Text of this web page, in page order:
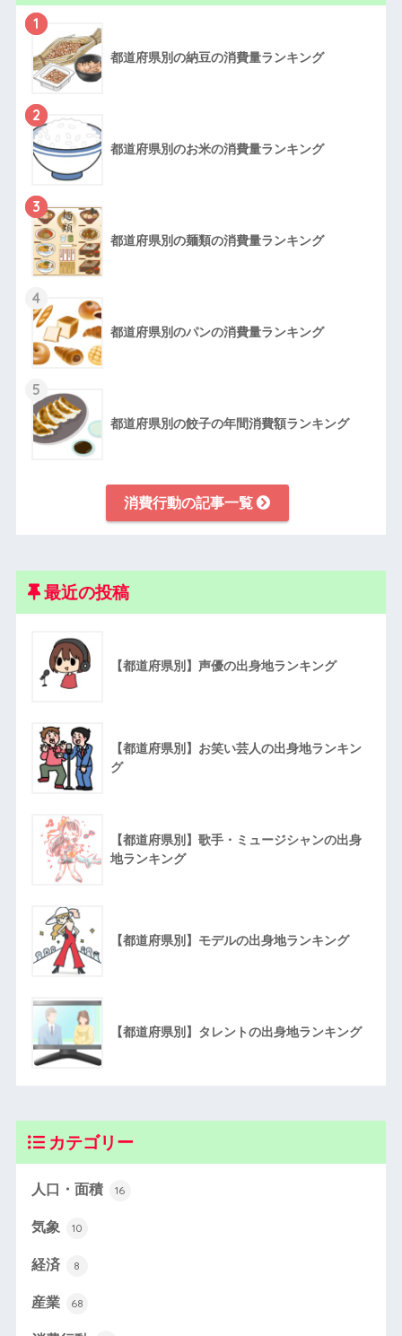
1
都道府県別の納豆の消費量ランキング
2
都道府県別のお米の消費量ランキング
3
都道府県別の麺類の消費量ランキング
4
都道府県別のパンの消費量ランキング
5
都道府県別の餃子の年間消費額ランキング
消費行動の記事一覧
最近の投稿
【都道府県別】声優の出身地ランキング
【都道府県別】お笑い芸人の出身地ランキン
グ
【都道府県別】歌手・ミュージシャンの出身
地ランキング
【都道府県別】モデルの出身地ランキング
【都道府県別】タレントの出身地ランキング
カテゴリー
人口・面積 16
気象 10
経済 8
産業 68